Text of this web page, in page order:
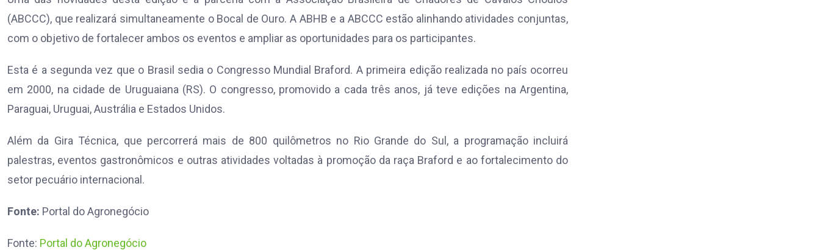
(ABCCC), que realizará simultaneamente o Bocal de Ouro. A ABHB e a ABCCC estão alinhando atividades conjuntas,
com o objetivo de fortalecer ambos os eventos e ampliar as oportunidades para os participantes.
Esta é a segunda vez que o Brasil sedia o Congresso Mundial Braford. A primeira edição realizada no país ocorreu
em 2000, na cidade de Uruguaiana (RS). O congresso, promovido a cada três anos, já teve edições na Argentina,
Paraguai, Uruguai, Austrália e Estados Unidos.
Além da Gira Técnica, que percorrerá mais de 800 quilômetros no Rio Grande do Sul, a programação incluirá
palestras, eventos gastronômicos e outras atividades voltadas à promoção da raça Braford e ao fortalecimento do
setor pecuário internacional.
Fonte: Portal do Agronegócio
Fonte: Portal do Agronegócio